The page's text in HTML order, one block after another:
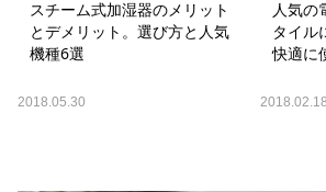
スチーム式加湿器のメリット
とデメリット。選び方と人気
機種6選
2018.05.30
人気の
タイル
快適に
2018.02.18